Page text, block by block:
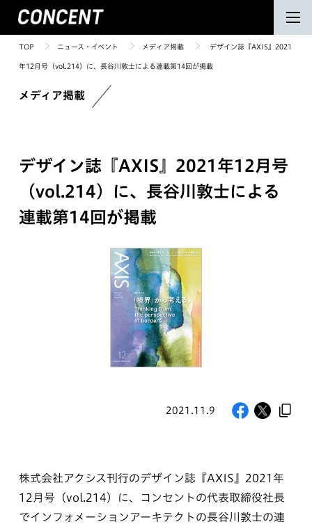
TOP ニュース・イベント メディア掲載 デザイン誌『AXIS』2021
年12月号（vol.214）に、長谷川敦士による連載第14回が掲載
メディア掲載
デザイン誌『AXIS』2021年12月号
（vol.214）に、長谷川敦士による
連載第14回が掲載
2021.11.9
株式会社アクシス刊行のデザイン誌『AXIS』2021年
12月号（vol.214）に、コンセントの代表取締役社長
でインフォメーションアーキテクトの長谷川敦士の連